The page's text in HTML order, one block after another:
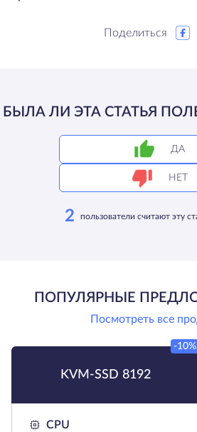
Поделиться
БЫЛА ЛИ ЭТА СТАТЬЯ
ДА
НЕТ
2 пользователи считают эту
ПОПУЛЯРНЫЕ
Посмотреть все
KVM-SSD 8192
-10%
CPU